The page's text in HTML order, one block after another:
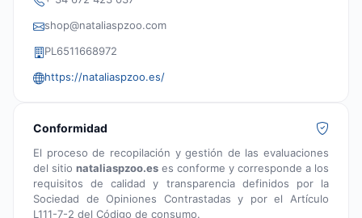
shop@nataliaspzoo.com
PL6511668972
https://nataliaspzoo.es/
Conformidad
El proceso de recopilación y gestión de las evaluaciones
del sitio nataliaspzoo.es es conforme y corresponde a los
requisitos de calidad y transparencia definidos por la
Sociedad de Opiniones Contrastadas y por el Artículo
L111-7-2 del Código de consumo.